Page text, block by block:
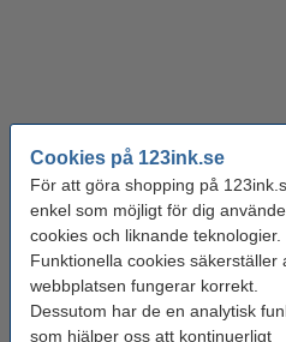
Cookies på 123ink.se
För att göra shopping på
enkel som möjligt för dig
cookies och liknande teknologier.
Funktionella cookies säkerställer
webbplatsen fungerar korrekt.
Dessutom har de en analytisk
som hjälper oss att kontinuerligt